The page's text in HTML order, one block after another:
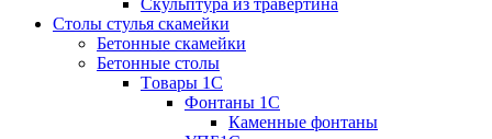
Скульптура из травертина
Столы стулья скамейки
Бетонные скамейки
Бетонные столы
Tовары 1C
Фонтаны 1C
Каменные фонтаны